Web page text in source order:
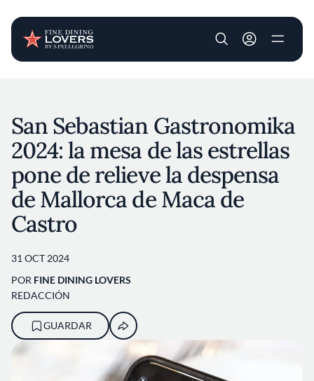
User account
San Sebastian Gastronomika
2024: la mesa de las estrellas
pone de relieve la despensa
de Mallorca de Maca de
Castro
31 OCT 2024
POR FINE DINING LOVERS
REDACCIÓN
GUARDAR